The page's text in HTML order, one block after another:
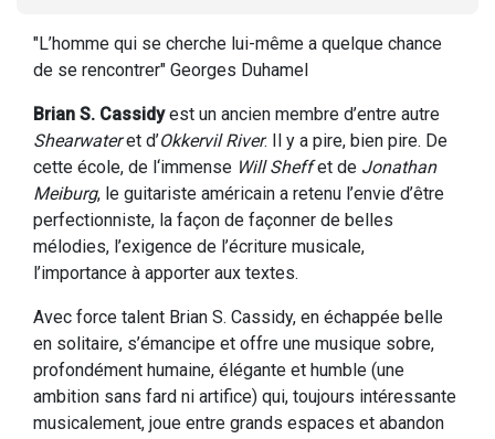
"L’homme qui se cherche lui-même a quelque chance
de se rencontrer" Georges Duhamel
Brian S. Cassidyest un ancien membre d’entre autre
Shearwateret d’Okkervil River. Il y a pire, bien pire. De
cette école, de l‘immense Will Sheffet de Jonathan
Meiburg, le guitariste américain a retenu l’envie d’être
perfectionniste, la façon de façonner de belles
mélodies, l’exigence de l’écriture musicale,
l’importance à apporter aux textes.
Avec force talent Brian S. Cassidy, en échappée belle
en solitaire, s’émancipe et offre une musique sobre,
profondément humaine, élégante et humble (une
ambition sans fard ni artifice) qui, toujours intéressante
musicalement, joue entre grands espaces et abandon